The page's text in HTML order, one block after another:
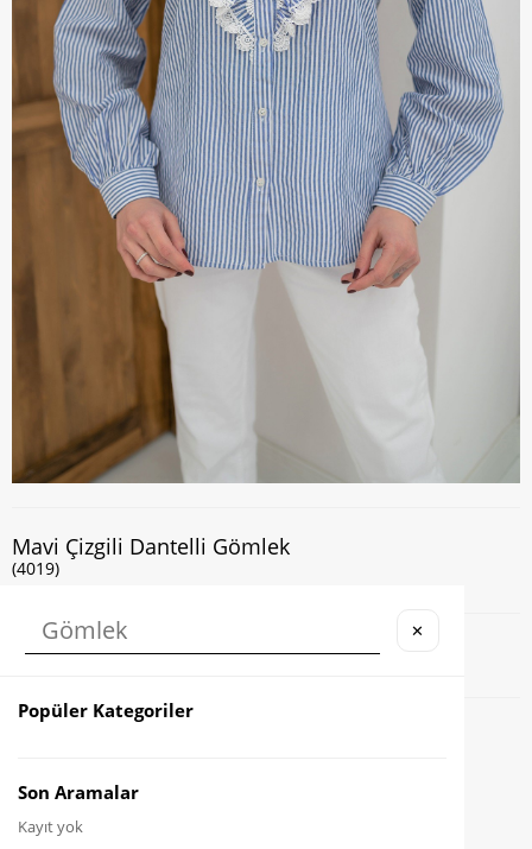
Mavi Çizgili Dantelli Gömlek
(4019)
Kapıda Nakit veya Kart ile Ödeme İmkanı
Karşılaştır
Fiyat Düşünce Haber Ver
✕
Popüler Kategoriler
Son Aramalar
Kayıt yok